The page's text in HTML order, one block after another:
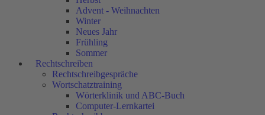
Advent - Weihnachten
Winter
Neues Jahr
Frühling
Sommer
Rechtschreiben
Rechtschreibgespräche
Wortschatztraining
Wörterklinik und ABC-Buch
Computer-Lernkartei